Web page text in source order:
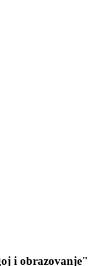
i obrazovanje"